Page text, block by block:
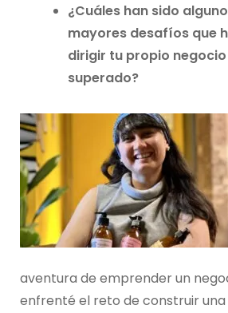
¿Cuáles han sido
mayores desafíos que
dirigir tu propio
superado?
aventura de emprender un
enfrenté el reto de construir